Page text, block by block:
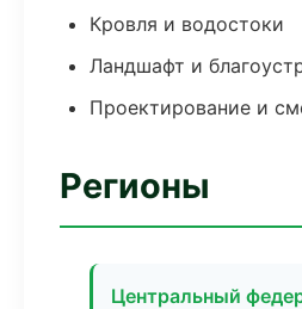
Кровля и водостоки
Ландшафт и
Проектирование и
Регионы
Центральный